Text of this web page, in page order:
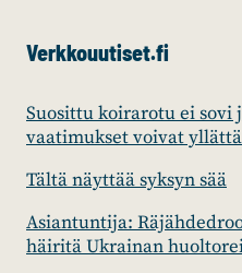
Verkkouutiset.fi
Suosittu koirarotu ei sovi
vaatimukset voivat
Tältä näyttää syksyn sää
Asiantuntija:
häiritä Ukrainan